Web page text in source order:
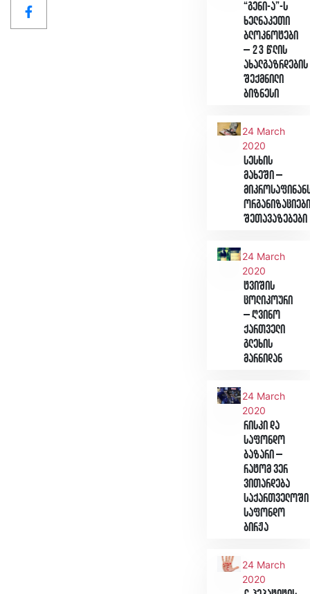
“გენი-ა”-ს
ხელნაკეთი
ბლოკნოტები
– 23 წლის
ახალგაზრდების
შექმნილი
ბიზნესი
24 March
2020
სესხის
მახეში –
შეთავაზებები
24 March
2020
ტვიშის
ცოლიკოური
– ღვინო
ქართველი
გლეხის
მარნიდან
24 March
2020
რისკი და
საფონდო
ბაზარი –
რატომ ვერ
ვითარდება
საქართველოში
საფონდო
ბირჟა
24 March
2020